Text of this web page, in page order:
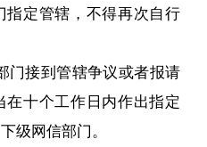
定管辖，不得再次自行
门接到管辖争议或者报请
十个工作日内作出指定
级网信部门。